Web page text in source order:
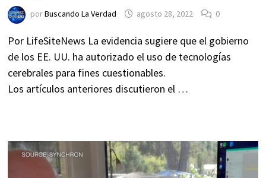
porBuscando La Verdad agosto 28, 2022 0
Por LifeSiteNews La evidencia sugiere que el gobierno
de los EE. UU. ha autorizado el uso de tecnologías
cerebrales para fines cuestionables.
Los artículos anteriores discutieron el …